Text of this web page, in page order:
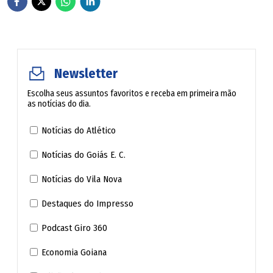
Maurício Sherman. Seguiria para "Balança, Mas Não Cai",
Passaria, então, pelos maiores programas de esquetes da
emissora entre os anos 1970 e 1980, numa parceria de 17
anos com Jô Soares, passando por "Faça Humor, Não Faça
Guerra", "Satiricom", "Planeta dos Homens" e "Viva o
Na "Escolinha", em 1991, encarnou a imigrante portuguesa
Manuela D'Além-Mar, e, ao longo dos anos, viveu outras
Maria, outra mulher portuguesa, contracenando com
Agildo Ribeiro como Manuel.
Newsletter
Escolha seus assuntos favoritos e receba em primeira mão
as notícias do dia.
Notícias do Atlético
Notícias do Goiás E. C.
Notícias do Vila Nova
Destaques do Impresso
Podcast Giro 360
Economia Goiana